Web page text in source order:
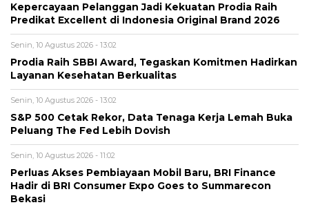
Kepercayaan Pelanggan Jadi Kekuatan Prodia Raih
Predikat Excellent di Indonesia Original Brand 2026
Senin, 10 Agustus 2026 - 13:02
Prodia Raih SBBI Award, Tegaskan Komitmen Hadirkan
Layanan Kesehatan Berkualitas
Senin, 10 Agustus 2026 - 13:02
S&P 500 Cetak Rekor, Data Tenaga Kerja Lemah Buka
Peluang The Fed Lebih Dovish
Senin, 10 Agustus 2026 - 11:02
Perluas Akses Pembiayaan Mobil Baru, BRI Finance
Hadir di BRI Consumer Expo Goes to Summarecon
Bekasi